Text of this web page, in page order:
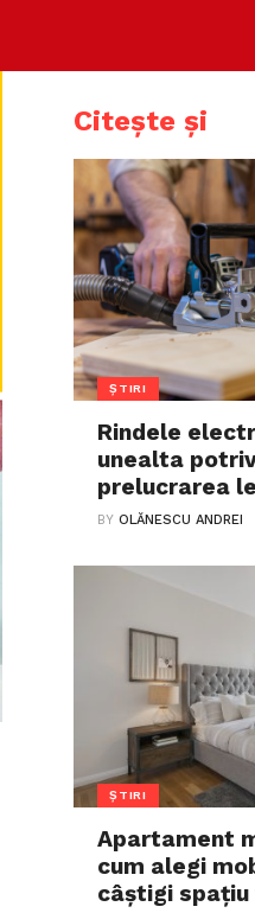
Citește și
ȘTIRI
Rindele
unealta
prelucrarea
BYOLĂNESCU ANDREI
ȘTIRI
Apartament
cum alegi
câștigi